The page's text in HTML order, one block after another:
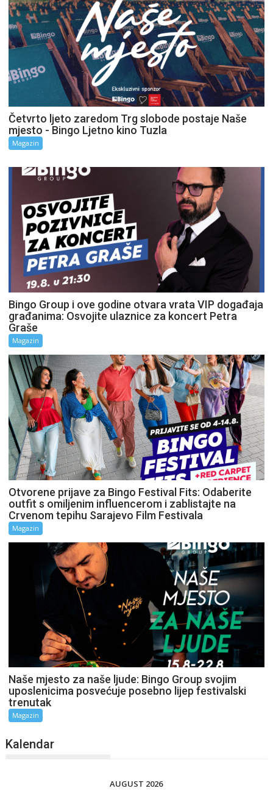
Četvrto ljeto zaredom Trg slobode postaje Naše
mjesto - Bingo Ljetno kino Tuzla
Magazin
Bingo Group i ove godine otvara vrata VIP događaja
građanima: Osvojite ulaznice za koncert Petra
Graše
Magazin
Otvorene prijave za Bingo Festival Fits: Odaberite
outfit s omiljenim influencerom i zablistajte na
Crvenom tepihu Sarajevo Film Festivala
Magazin
Naše mjesto za naše ljude: Bingo Group svojim
uposlenicima posvećuje posebno lijep festivalski
trenutak
Magazin
Kalendar
AUGUST 2026